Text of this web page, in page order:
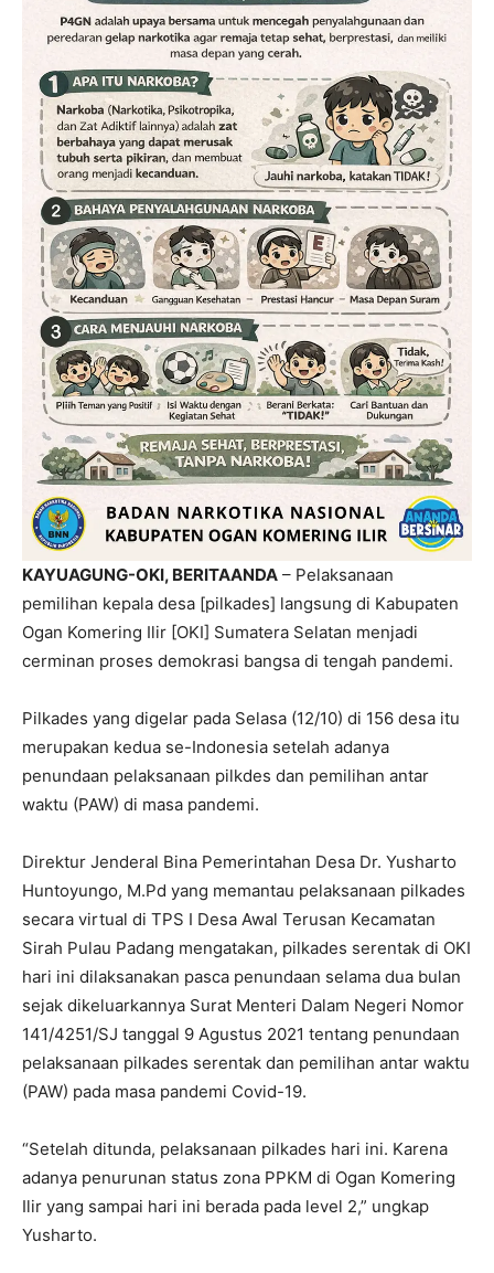
KAYUAGUNG-OKI, BERITAANDA – Pelaksanaan
pemilihan kepala desa [pilkades] langsung di Kabupaten
Ogan Komering Ilir [OKI] Sumatera Selatan menjadi
cerminan proses demokrasi bangsa di tengah pandemi.
Pilkades yang digelar pada Selasa (12/10) di 156 desa itu
merupakan kedua se-Indonesia setelah adanya
penundaan pelaksanaan pilkdes dan pemilihan antar
waktu (PAW) di masa pandemi.
Direktur Jenderal Bina Pemerintahan Desa Dr. Yusharto
Huntoyungo, M.Pd yang memantau pelaksanaan pilkades
secara virtual di TPS I Desa Awal Terusan Kecamatan
Sirah Pulau Padang mengatakan, pilkades serentak di OKI
hari ini dilaksanakan pasca penundaan selama dua bulan
sejak dikeluarkannya Surat Menteri Dalam Negeri Nomor
141/4251/SJ tanggal 9 Agustus 2021 tentang penundaan
pelaksanaan pilkades serentak dan pemilihan antar waktu
(PAW) pada masa pandemi Covid-19.
“Setelah ditunda, pelaksanaan pilkades hari ini. Karena
adanya penurunan status zona PPKM di Ogan Komering
Ilir yang sampai hari ini berada pada level 2,” ungkap
Yusharto.